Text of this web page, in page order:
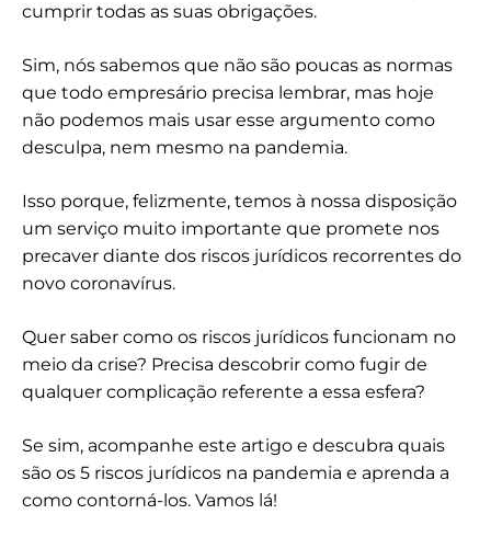
cumprir todas as suas obrigações.
Sim, nós sabemos que não são poucas as normas
que todo empresário precisa lembrar, mas hoje
não podemos mais usar esse argumento como
desculpa, nem mesmo na pandemia.
Isso porque, felizmente, temos à nossa disposição
um serviço muito importante que promete nos
precaver diante dos riscos jurídicos recorrentes do
novo coronavírus.
Quer saber como os riscos jurídicos funcionam no
meio da crise? Precisa descobrir como fugir de
qualquer complicação referente a essa esfera?
Se sim, acompanhe este artigo e descubra quais
são os 5 riscos jurídicos na pandemia e aprenda a
como contorná-los. Vamos lá!